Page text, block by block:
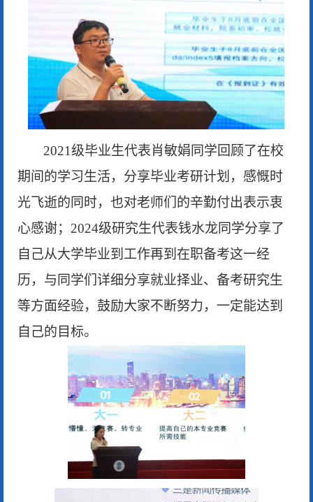
2021级毕业生代表肖敏娟同学回顾了在校
期间的学习生活，分享毕业考研计划，感慨时
光飞逝的同时，也对老师们的辛勤付出表示衷
心感谢；2024级研究生代表钱水龙同学分享了
自己从大学毕业到工作再到在职备考这一经
历，与同学们详细分享就业择业、备考研究生
等方面经验，鼓励大家不断努力，一定能达到
自己的目标。